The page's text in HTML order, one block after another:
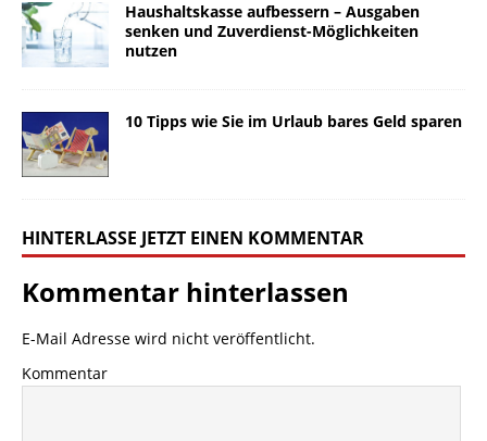
Haushaltskasse aufbessern – Ausgaben
senken und Zuverdienst-Möglichkeiten
nutzen
10 Tipps wie Sie im Urlaub bares Geld sparen
HINTERLASSE JETZT EINEN KOMMENTAR
Kommentar hinterlassen
E-Mail Adresse wird nicht veröffentlicht.
Kommentar